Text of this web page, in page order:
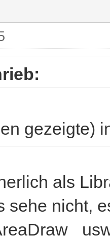
gezeigte)
als
sehe nicht,